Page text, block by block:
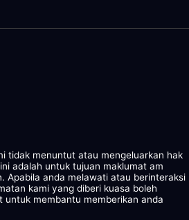
tidak menuntut atau mengeluarkan hak
adalah untuk tujuan maklumat am
Apabila anda melawati atau berinteraksi
kami yang diberi kuasa boleh
membantu memberikan anda